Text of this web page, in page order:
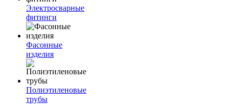
Электросварные
фитинги
Фасонные
изделия
Полиэтиленовые
трубы